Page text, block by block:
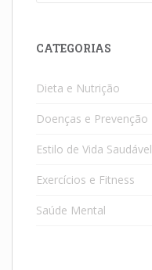
CATEGORIAS
Dieta e Nutrição
Doenças e Prevenção
Estilo de Vida Saudável
Exercícios e Fitness
Saúde Mental